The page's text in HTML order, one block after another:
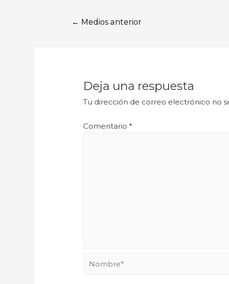
← Medios anterior
Deja una respuesta
Tu dirección de correo electrónico no
Comentario*